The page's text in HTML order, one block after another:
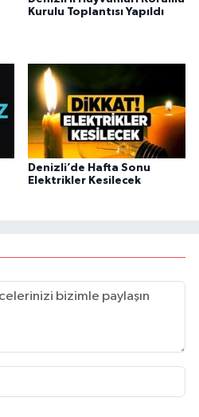
Kurulu Toplantısı Yapıldı
Denizli’de Hafta Sonu
Elektrikler Kesilecek